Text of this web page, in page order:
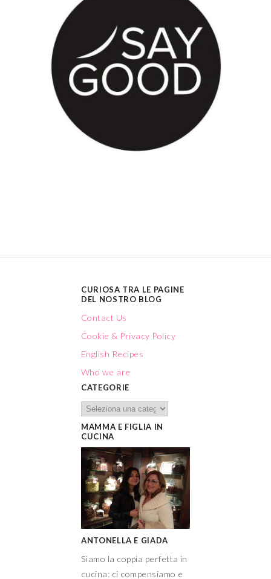
Contact Us
English Recipes
CATEGORIE
CUCINA
ANTONELLA E GIADA
Siamo la coppia perfetta in
cucina: ci compensiamo e
aiutiamo, ci sorreggiamo e
sperimentiamo. Ci
vogliamo bene e vogliamo
bene alla cucina che è